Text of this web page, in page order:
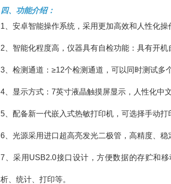
四、功能介绍：
1、安卓智能操作系统，采用更加高效和人性化
2、智能化程度高，仪器具有自检功能：具有开
3、检测通道：≥12个检测通道，可以同时测试多
4、显示方式：7英寸液晶触摸屏显示，人性化中
5、配备新一代嵌入式热敏打印机，可选择手动
6、光源采用进口超高亮发光二极管，高精度、
7、采用USB2.0接口设计，方便数据的存贮和
析、统计、打印等。